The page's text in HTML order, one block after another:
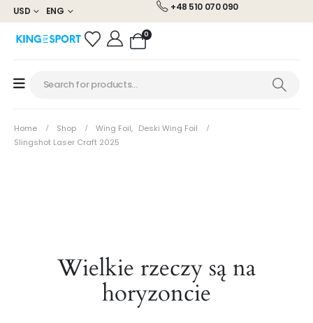
USD ENG +48 510 070 090
0
Home Shop Wing Foil, Deski Wing Foil
Slingshot Laser Craft 2025
Wielkie rzeczy są na
horyzoncie